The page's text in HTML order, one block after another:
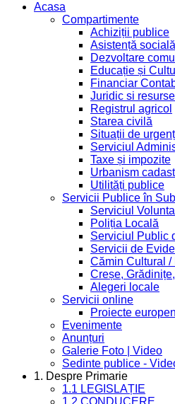
Acasa
Compartimente
Achiziții publice
Asistență socială
Dezvoltare
Educație și
Financiar
Juridic si
Registrul agricol
Starea civilă
Situații de
Serviciul
Taxe și impozite
Urbanism
Utilități publice
Servicii Publice în
Serviciul
Poliția Locală
Serviciul Public
Servicii de
Cămin Cultural
Creșe,
Alegeri locale
Servicii online
Proiecte
Evenimente
Anunțuri
Galerie Foto | Video
Sedinte publice -
1. Despre Primarie
1.1 LEGISLAȚIE
1.2 CONDUCERE